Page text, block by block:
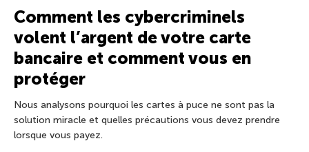
Comment les cybercriminels
volent l’argent de votre carte
bancaire et comment vous en
protéger
Nous analysons pourquoi les cartes à puce ne sont pas la
solution miracle et quelles précautions vous devez prendre
lorsque vous payez.